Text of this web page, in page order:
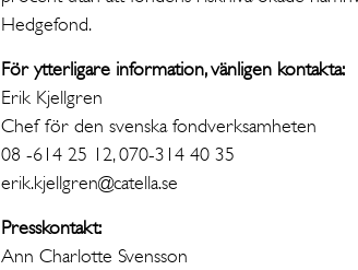
Hedgefond.
För ytterligare information, vänligen kontakta:
Erik Kjellgren
Chef för den svenska fondverksamheten
08 -614 25 12, 070-314 40 35
erik.kjellgren@catella.se
Presskontakt:
Ann Charlotte Svensson